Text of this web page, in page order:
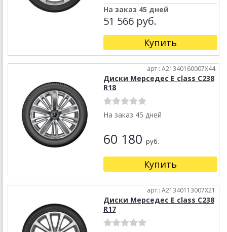
На заказ 45 дней
51 566 руб.
Купить
арт.: A21340160007X44
Диски Мерседес E class C238
R18
На заказ 45 дней
60 180 руб.
Купить
арт.: A21340113007X21
Диски Мерседес E class C238
R17